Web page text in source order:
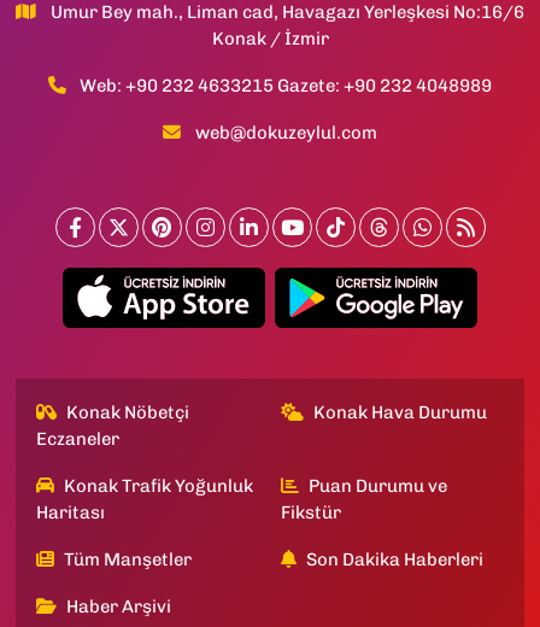
Umur Bey mah., Liman cad, Havagazı Yerleşkesi No:16/6
Konak / İzmir
Web: +90 232 4633215 Gazete: +90 232 4048989
web@dokuzeylul.com
Konak Nöbetçi
Eczaneler
Konak Hava Durumu
Konak Trafik Yoğunluk
Haritası
Puan Durumu ve
Fikstür
Tüm Manşetler Son Dakika Haberleri
Haber Arşivi